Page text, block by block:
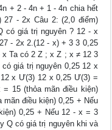
+ 2 - 4n + 1 - 4n chia hết
- 2x Câu 2: (2,0 điểm)
có giá trị nguyên ? 12 - x
- 2x 2.(12 - x) + 3 3 0,25
Ta có 2 Z ; x Z ; x ≠ 12 3
giá trị nguyên 0,25 12 x
x Ư(3) 12 x 0,25 Ư(3) =
15 (thỏa mãn điều kiện)
điều kiện) 0,25 + Nếu
0,25 + Nếu 12 - x = 3
Q có giá trị nguyên khi và